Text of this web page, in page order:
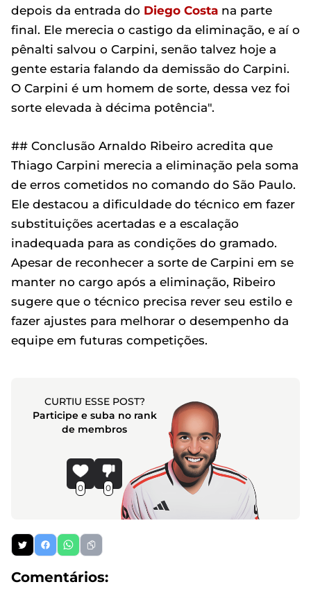
depois da entrada do Diego Costa na parte
final. Ele merecia o castigo da eliminação, e aí o
pênalti salvou o Carpini, senão talvez hoje a
gente estaria falando da demissão do Carpini.
O Carpini é um homem de sorte, dessa vez foi
sorte elevada à décima potência".
## Conclusão Arnaldo Ribeiro acredita que
Thiago Carpini merecia a eliminação pela soma
de erros cometidos no comando do São Paulo.
Ele destacou a dificuldade do técnico em fazer
substituições acertadas e a escalação
inadequada para as condições do gramado.
Apesar de reconhecer a sorte de Carpini em se
manter no cargo após a eliminação, Ribeiro
sugere que o técnico precisa rever seu estilo e
fazer ajustes para melhorar o desempenho da
equipe em futuras competições.
CURTIU ESSE POST?
Participe e suba no rank
de membros
0 0
Comentários: